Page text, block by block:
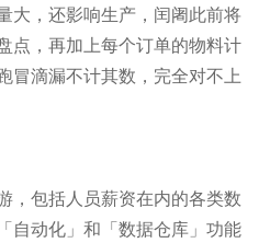
大，还影响生产，闰阇此前将
点，再加上每个订单的物料计
冒滴漏不计其数，完全对不上
，包括人员薪资在内的各类数
自动化」和「数据仓库」功能